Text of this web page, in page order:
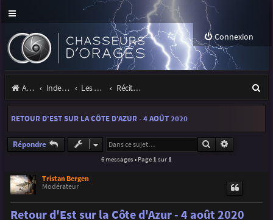
Connexion
Accueil Index du forum Les orages Récits et photos d'orages
e
RETOUR D'EST SUR LA CÔTE D'AZUR - 4 AOÛT 2020
Répondre Rechercher
6 messages • Page 1 sur 1
Tristan Bergen
Modérateur
Retour d'Est sur la Côte d'Azur - 4 août 2020